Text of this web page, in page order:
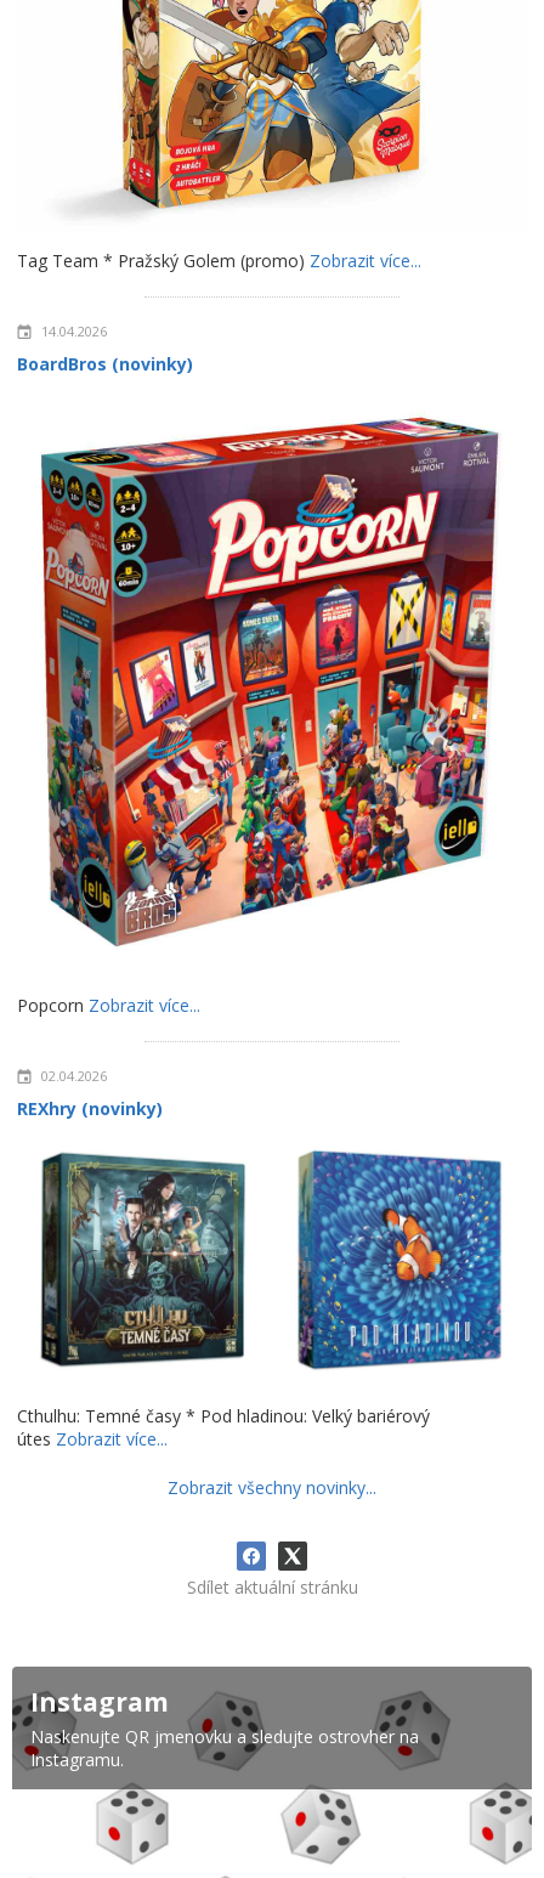
Tag Team * Pražský Golem (promo) Zobrazit více...
14.04.2026
BoardBros (novinky)
Popcorn Zobrazit více...
02.04.2026
REXhry (novinky)
Cthulhu: Temné časy * Pod hladinou: Velký bariérový
útes Zobrazit více...
Zobrazit všechny novinky...
Sdílet aktuální stránku
Instagram
Naskenujte QR jmenovku a sledujte ostrovher na
Instagramu.